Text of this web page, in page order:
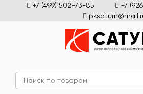
+7 (499) 502-73-85
+7